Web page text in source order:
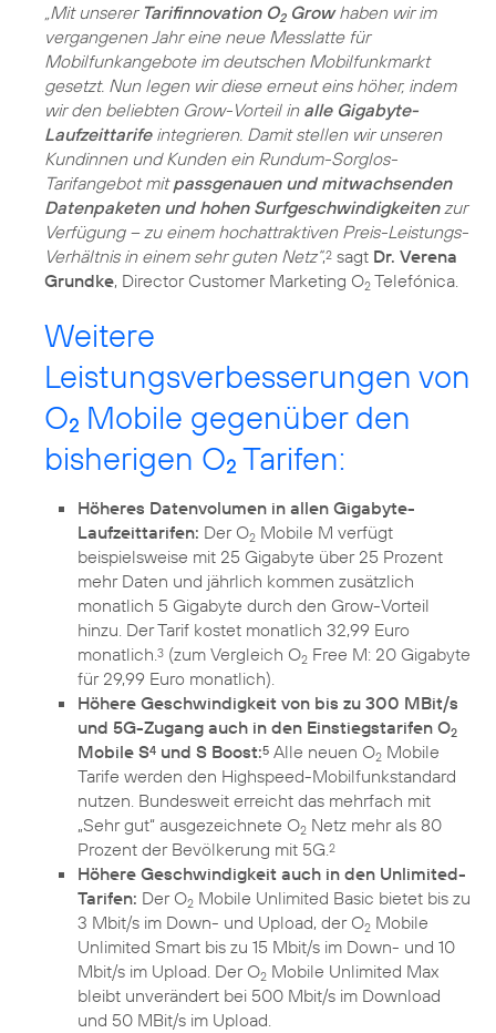
„Mit unserer Tarifinnovation O2Growhaben wir im
vergangenen Jahr eine neue Messlatte für
Mobilfunkangebote im deutschen Mobilfunkmarkt
gesetzt. Nun legen wir diese erneut eins höher, indem
wir den beliebten Grow-Vorteil in alle Gigabyte-
Laufzeittarifeintegrieren. Damit stellen wir unseren
Kundinnen und Kunden ein Rundum-Sorglos-
Tarifangebot mitpassgenauen und mitwachsenden
Datenpaketen und hohen Surfgeschwindigkeitenzur
Verfügung – zu einem hochattraktiven Preis-Leistungs-
Verhältnis in einem sehr guten Netz“,2 sagt Dr. Verena
Grundke, Director Customer Marketing O2 Telefónica.
Weitere
Leistungsverbesserungen von
O2 Mobile gegenüber den
bisherigen O2 Tarifen:
Höheres Datenvolumen in allen Gigabyte-
Laufzeittarifen: Der O2 Mobile M verfügt
beispielsweise mit 25 Gigabyte über 25 Prozent
mehr Daten und jährlich kommen zusätzlich
monatlich 5 Gigabyte durch den Grow-Vorteil
hinzu. Der Tarif kostet monatlich 32,99 Euro
monatlich.3 (zum Vergleich O2 Free M: 20 Gigabyte
für 29,99 Euro monatlich).
Höhere Geschwindigkeit von bis zu 300 MBit/s
und 5G-Zugang auch in den Einstiegstarifen O2
Mobile S4 und S Boost:5 Alle neuen O2 Mobile
Tarife werden den Highspeed-Mobilfunkstandard
nutzen. Bundesweit erreicht das mehrfach mit
„Sehr gut“ ausgezeichnete O2 Netz mehr als 80
Prozent der Bevölkerung mit 5G.2
Höhere Geschwindigkeit auch in den Unlimited-
Tarifen: Der O2 Mobile Unlimited Basic bietet bis zu
3 Mbit/s im Down- und Upload, der O2 Mobile
Unlimited Smart bis zu 15 Mbit/s im Down- und 10
Mbit/s im Upload. Der O2 Mobile Unlimited Max
bleibt unverändert bei 500 Mbit/s im Download
und 50 MBit/s im Upload.